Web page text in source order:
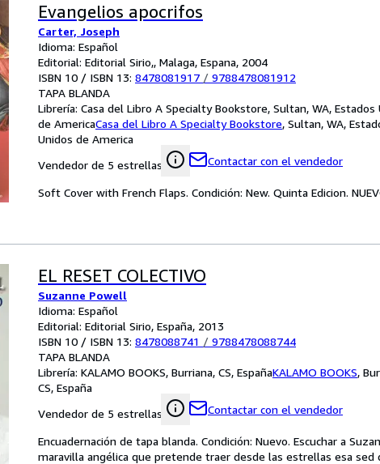
Evangelios apocrifos
Carter, Joseph
Idioma: Español
Editorial: Editorial Sirio,, Malaga, Espana, 2004
ISBN 10 / ISBN 13: 8478081917 / 9788478081912
TAPA BLANDA
Librería: Casa del Libro A Specialty Bookstore, Sultan, WA, Estados
de AmericaCasa del Libro A Specialty Bookstore, Sultan, WA,
Unidos de America
Vendedor de 5 estrellas
Contactar con el vendedor
Soft Cover with French Flaps. Condición: New. Quinta Edicion.
EL RESET COLECTIVO
Suzanne Powell
Idioma: Español
Editorial: Editorial Sirio, España, 2013
ISBN 10 / ISBN 13: 8478088741 / 9788478088744
TAPA BLANDA
Librería: KALAMO BOOKS, Burriana, CS, EspañaKALAMO BOOKS,
CS, España
Vendedor de 5 estrellas
Contactar con el vendedor
Encuadernación de tapa blanda. Condición: Nuevo. Escuchar a
maravilla angélica que pretende traer desde las estrellas esa sed